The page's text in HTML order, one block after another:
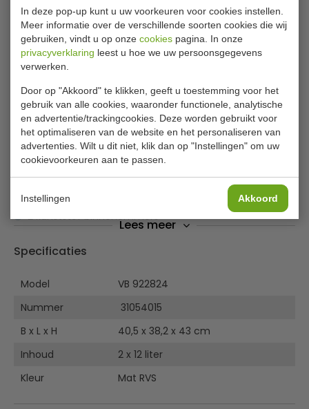
In deze pop-up kunt u uw voorkeuren voor cookies instellen.
Meer informatie over de verschillende soorten cookies die wij
gebruiken, vindt u op onze cookies pagina. In onze
privacyverklaring leest u hoe we uw persoonsgegevens
verwerken.
Door op "Akkoord" te klikken, geeft u toestemming voor het
gebruik van alle cookies, waaronder functionele, analytische
en advertentie/trackingcookies. Deze worden gebruikt voor
het optimaliseren van de website en het personaliseren van
advertenties. Wilt u dit niet, klik dan op "Instellingen" om uw
cookievoorkeuren aan te passen.
Instellingen Akkoord
✔ Gratis verzending* ✔ 24 uur levering ✔ Laagste
prijsgarantie
Eko pedaalemmer VB 922824 rejoice
recycling bin 2 x 12 liter
Rechthoekige pedaalemmer van mat RVS met 2
kunststof binnenemmers (2 x 12 liter). Voorzien van
gedempt kunststof deksel en Fingerprint Proof
coating. De luchtdichte deksel voorkomt ongewenste
hotel, B & B, kantine, kantoor, woning en zorginstellingen.
2 kunststof binnenemmers
Lees meer
Specificaties
Model
VB 922824
Nummer
31054015
B x L x H
40,5 x 38,2 x 43 cm
Inhoud
2 x 12 liter
Kleur
Mat RVS